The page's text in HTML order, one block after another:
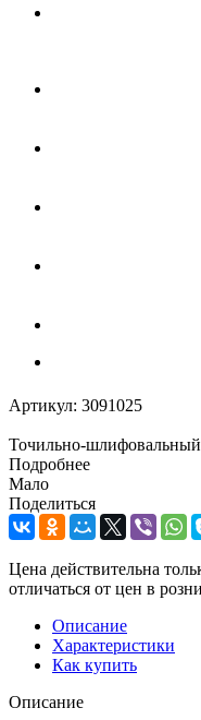
Артикул: 3091025
Точильно-
Подробнее
Мало
Поделиться
Цена действительна
отличаться от цен в
Описание
Характеристики
Как купить
Описание